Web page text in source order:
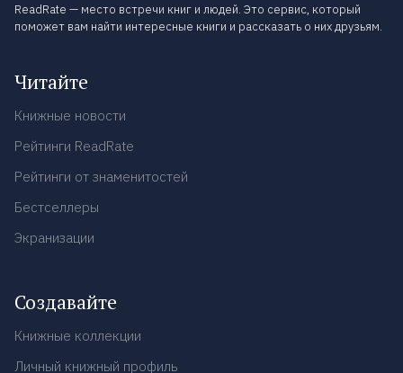
ReadRate — место встречи книг и людей. Это сервис, который
поможет вам найти интересные книги и рассказать о них друзьям.
Читайте
Книжные новости
Рейтинги ReadRate
Рейтинги от знаменитостей
Бестселлеры
Экранизации
Создавайте
Книжные коллекции
Личный книжный профиль